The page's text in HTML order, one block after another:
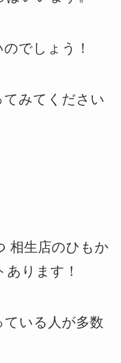
でしょう！
みてください
相生店のひもか
ります！
ている人が多数